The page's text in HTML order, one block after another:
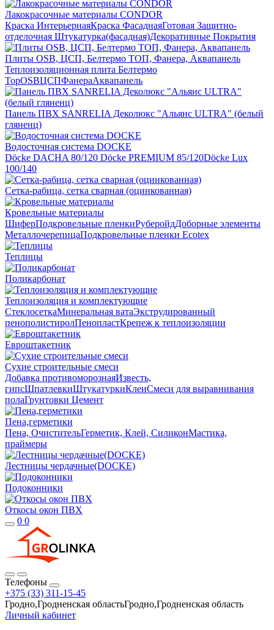
Лакокрасочные материалы CONDOR
Краска ИнтерьернаяКраска ФасаднаяГотовая Защитно-
отделочная Штукатурка(фасадная)Декоративные Покрытия
Плиты OSB, ЦСП, Белтермо ТОП, Фанера, Аквапанель
Теплоизоляционная плита Белтермо
TopOSBЦСПФанераАквапанель
Панель ПВХ SANRELIA Деколюкс "Альянс ULTRA" (белый
гляненц)
Водосточная система DOCKE
Döсkе DACHA 80/120 Döcke PREMIUM 85/120Döсkе Luх
100/140
Сетка-рабица, сетка сварная (оцинкованная)
Кровельные материалы
ШиферПодкровельные пленкиРуберойдДоборные элементы
МеталлочерепицаПодкровельные пленки Ecotex
Теплицы
Поликарбонат
Теплоизоляция и комплектующие
СтеклосеткаМинеральная ватаЭкструдированный
пенополистиролПенопластКрепеж к теплоизоляции
Евроштакетник
Сухие строительные смеси
Добавка противоморознаяИзвесть,
гипсШпатлевкиШтукатуркиКлеиСмеси для выравнивания
полаГрунтовки Цемент
Пена,герметики
Пена, ОчистительГерметик, Клей, СиликонМастика,
праймеры
Лестницы чердачные(DOCKE)
Подоконники
Откосы окон ПВХ
0 0
Телефоны
+375 (33) 311-15-45
Гродно,Гродненская областьГродно,Гродненская область
Личный кабинет